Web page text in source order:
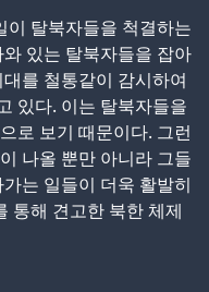
이 탈북자들을 척결하는
있는 탈북자들을 잡아
를 철통같이 감시하여
있다. 이는 탈북자들을
로 보기 때문이다. 그런
나올 뿐만 아니라 그들
는 일들이 더욱 활발히
통해 견고한 북한 체제